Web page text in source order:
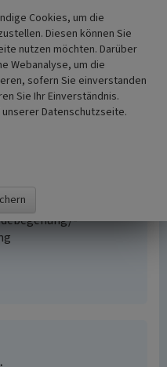
Ruhr
Brücke (Bauwerk)
Raumplanung
Cookies, um die
Diesen können Sie
nutzen möchten. Darüber
Webanalyse, um die
sofern Sie einverstanden
Sie Ihr Einverständnis.
Datenschutzseite.